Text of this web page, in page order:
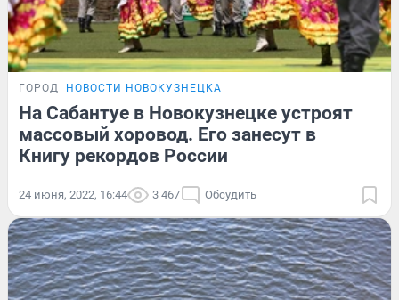
ГОРОД НОВОСТИ НОВОКУЗНЕЦКА
На Сабантуе в Новокузнецке устроят
массовый хоровод. Его занесут в
Книгу рекордов России
24 июня, 2022, 16:44 3 467 Обсудить